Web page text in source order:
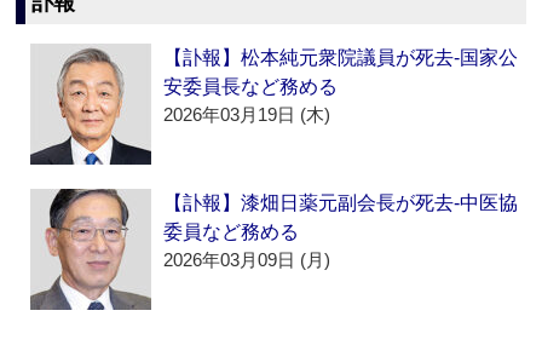
【訃報】松本純元衆院議員が死去‐国家公
安委員長など務める
2026年03月19日 (木)
【訃報】漆畑日薬元副会長が死去‐中医協
委員など務める
2026年03月09日 (月)